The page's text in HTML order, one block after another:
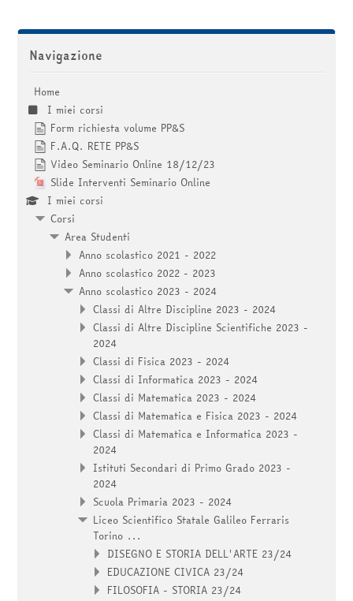
Salta Navigazione
Navigazione
Home
I miei corsi
Form richiesta volume PP&S
F.A.Q. RETE PP&S
Video Seminario Online 18/12/23
Slide Interventi Seminario Online
I miei corsi
Corsi
Area Studenti
Anno scolastico 2021 - 2022
Anno scolastico 2022 - 2023
Anno scolastico 2023 - 2024
Classi di Altre Discipline 2023 - 2024
Classi di Altre Discipline Scientifiche 2023 -
2024
Classi di Fisica 2023 - 2024
Classi di Informatica 2023 - 2024
Classi di Matematica 2023 - 2024
Classi di Matematica e Fisica 2023 - 2024
Classi di Matematica e Informatica 2023 -
2024
Istituti Secondari di Primo Grado 2023 -
2024
Scuola Primaria 2023 - 2024
Liceo Scientifico Statale Galileo Ferraris
Torino ...
DISEGNO E STORIA DELL'ARTE 23/24
EDUCAZIONE CIVICA 23/24
FILOSOFIA - STORIA 23/24